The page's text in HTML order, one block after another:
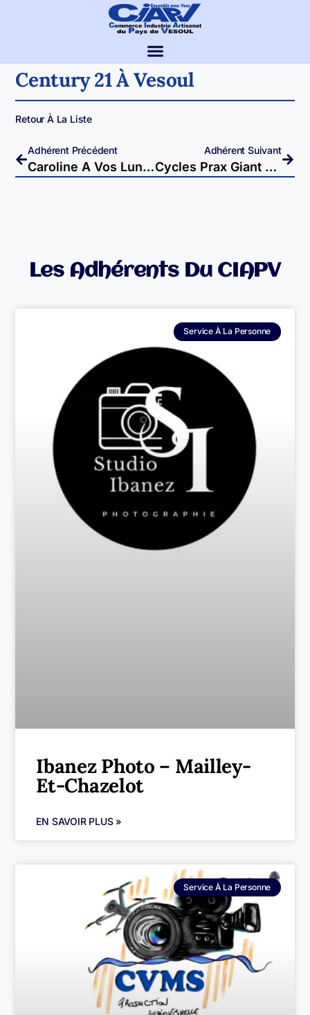
Century 21 À Vesoul
Retour À La Liste
Adhérent Précédent
Caroline A Vos Lunettes – Itinérante
Adhérent Suivant
Cycles Prax Giant – Vesoul
Les Adhérents Du CIAPV
Service À La Personne
Ibanez Photo – Mailley-
Et-Chazelot
EN SAVOIR PLUS »
Service À La Personne